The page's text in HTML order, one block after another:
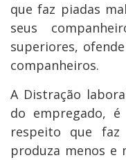
que faz piadas
seus
superiores,
companheiros.
A Distração
do empregado,
respeito que faz
produza menos e